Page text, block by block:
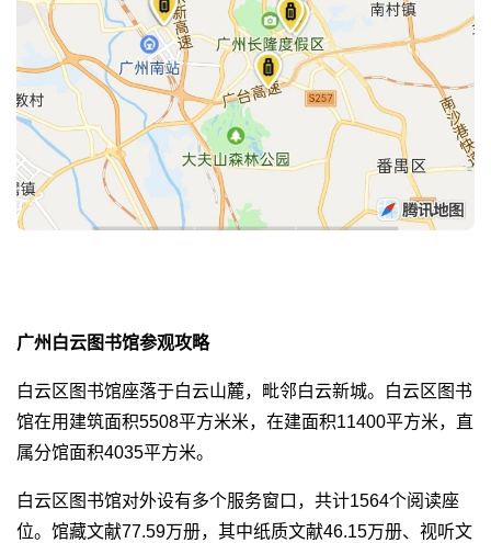
广州白云图书馆参观攻略
白云区图书馆座落于白云山麓，毗邻白云新城。白云区图书
馆在用建筑面积5508平方米米，在建面积11400平方米，直
属分馆面积4035平方米。
白云区图书馆对外设有多个服务窗口，共计1564个阅读座
位。馆藏文献77.59万册，其中纸质文献46.15万册、视听文